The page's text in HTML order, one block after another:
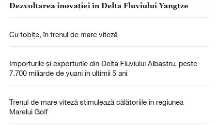
Dezvoltarea inovației în Delta Fluviului Yangtze
Cu tobițe, în trenul de mare viteză
Importurile și exporturile din Delta Fluviului Albastru, peste
7.700 miliarde de yuani în ultimii 5 ani
Trenul de mare viteză stimulează călătoriile în regiunea
Marelui Golf